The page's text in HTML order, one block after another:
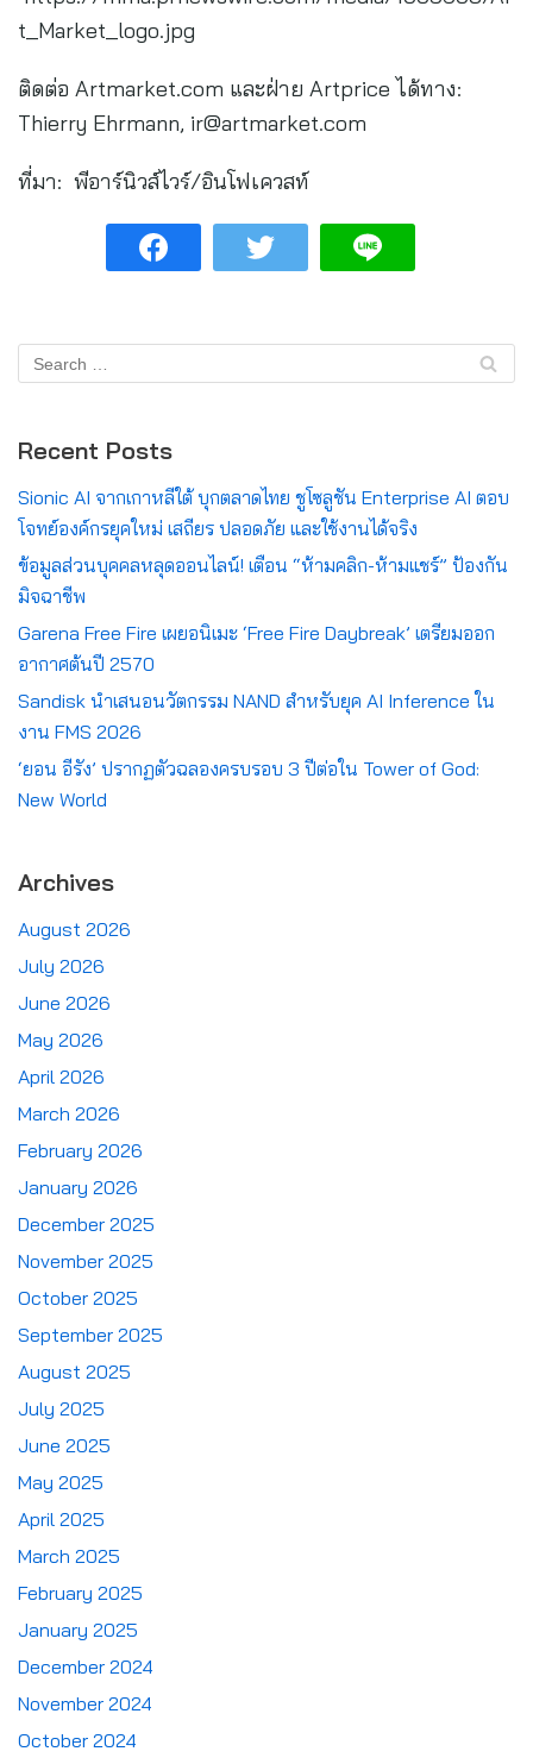
t_Market_logo.jpg
ติดต่อ Artmarket.com และฝ่าย Artprice ได้ทาง:
Thierry Ehrmann, ir@artmarket.com
ที่มา: พีอาร์นิวส์ไวร์/อินโฟเควสท์
Recent Posts
Sionic AI จากเกาหลีใต้ บุกตลาดไทย ชูโซลูชัน Enterprise AI ตอบ
โจทย์องค์กรยุคใหม่ เสถียร ปลอดภัย และใช้งานได้จริง
ข้อมูลส่วนบุคคลหลุดออนไลน์! เตือน “ห้ามคลิก-ห้ามแชร์” ป้องกัน
มิจฉาชีพ
Garena Free Fire เผยอนิเมะ ‘Free Fire Daybreak’ เตรียมออก
อากาศต้นปี 2570
Sandisk นำเสนอนวัตกรรม NAND สำหรับยุค AI Inference ใน
งาน FMS 2026
‘ยอน อีรัง’ ปรากฏตัวฉลองครบรอบ 3 ปีต่อใน Tower of God:
New World
Archives
August 2026
July 2026
June 2026
May 2026
April 2026
March 2026
February 2026
January 2026
December 2025
November 2025
October 2025
September 2025
August 2025
July 2025
June 2025
May 2025
April 2025
March 2025
February 2025
January 2025
December 2024
November 2024
October 2024